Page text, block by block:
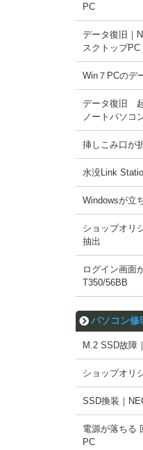
PC
データ復旧｜
スクトップPC
Win７PCのデ
データ復旧
ノートパソコ
挿しこみ口が
水没Link
Windowsが立
ショップオリ
抽出
ログイン画面
T350/56BB
パソコン修
M.2 SSD故障
ショップオリ
SSD換装｜
電源が落ちる
PC